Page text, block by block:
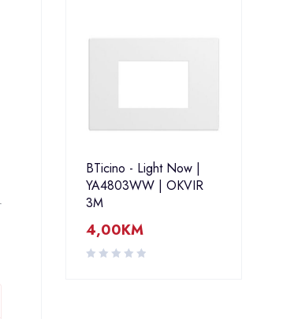
BTicino - Light Now |
YA4803WW | OKVIR
3M
4,00KM